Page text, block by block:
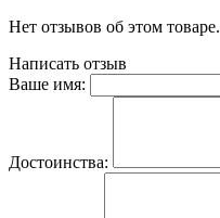
Нет отзывов об этом товаре.
Написать отзыв
Ваше имя:
Достоинства: